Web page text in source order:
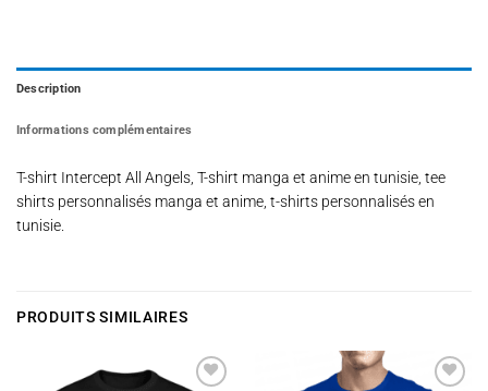
Description
Informations complémentaires
T-shirt Intercept All Angels, T-shirt manga et anime en tunisie, tee
shirts personnalisés manga et anime, t-shirts personnalisés en
tunisie.
PRODUITS SIMILAIRES